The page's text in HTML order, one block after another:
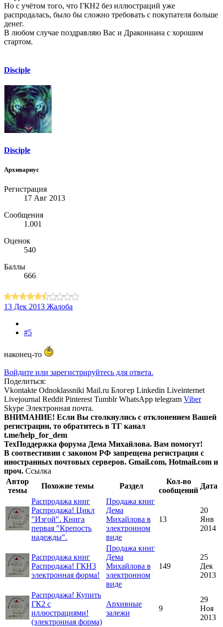
Но с учётом того, что ГКН2 без иллюстраций уже
распродалась, было бы сложно требовать с покупателя больше
денег.
В любом случае поздравляю Вас и Дракониана с хорошим
стартом.
Disciple
Disciple
Архивариус
Регистрация
17 Авг 2013
Сообщения
1.001
Оценок
540
Баллы
666
13 Дек 2013 Жалоба
#5
наконец-то
Войдите или зарегистрируйтесь для ответа.
Поделиться:
Vkontakte Odnoklassniki Mail.ru Блогер Linkedin Liveinternet
Livejournal Reddit Pinterest Tumblr WhatsApp telegram Viber
Skype Электронная почта.
ВНИМАНИЕ! Ecли Вы столкнулись с отклонением Вашей
регистрации, то обратитесь в ТГ канал
t.me/help_for_dem
ТехПоддержка форума Дема Михайлова. Вам помогут!
В соотвестивии с законом РФ запрещена регистрация с
иностранных почтовых серверов. Gmail.com, Hotmail.com и
проч. Ссылка
Автор
темы
Похожие темы Раздел
Кол-во
сообщений
Дата
Распродажа книг
Распродажа! Цикл
"Изгой". Книга
первая "Крепость
надежды".
Продажа книг
Дема
Михайлова в
электронном
виде
13
20
Янв
2014
Распродажа книг
Распродажа! ГКН3
электронная форма!
Продажа книг
Дема
Михайлова в
электронном
виде
149
25
Дек
2013
Распродажа! Купить
ГК2 с
иллюстрациями!
(электронная форма)
Архивные
залежи
9
29
Ноя
2013